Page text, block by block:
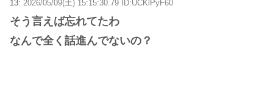
13: 2026/05/09(土) 15:15:30.79 ID:UCKlPyF60
そう言えば忘れてたわ
なんで全く話進んでないの？